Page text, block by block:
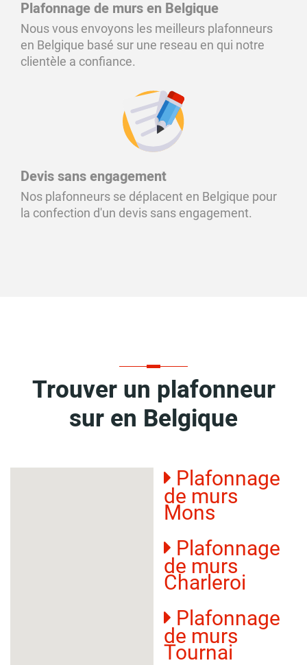
Plafonnage de murs en Belgique
Nous vous envoyons les meilleurs plafonneurs
en Belgique basé sur une reseau en qui notre
clientèle a confiance.
Devis sans engagement
Nos plafonneurs se déplacent en Belgique pour
la confection d'un devis sans engagement.
Trouver un plafonneur
sur en Belgique
Plafonnage
de murs
Mons
Plafonnage
de murs
Charleroi
Plafonnage
de murs
Tournai